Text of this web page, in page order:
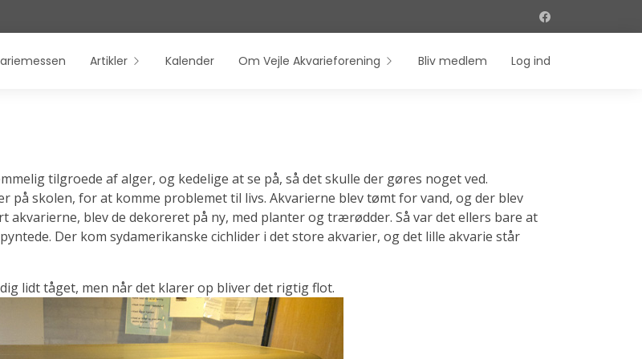
Artikler Kalender Om Vejle Akvarieforening Bliv medlem Log ind
tilgroede af alger, og kedelige at se på, så det skulle der gøres noget ved.
på skolen, for at komme problemet til livs. Akvarierne blev tømt for vand, og der blev
blev de dekoreret på ny, med planter og trærødder. Så var det ellers bare at
Der kom sydamerikanske cichlider i det store akvarier, og det lille akvarie står
lidt tåget, men når det klarer op bliver det rigtig flot.